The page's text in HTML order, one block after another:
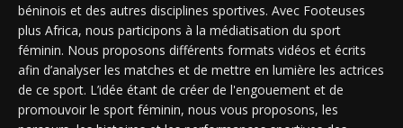
béninois et des autres disciplines sportives. Avec Footeuses
plus Africa, nous participons à la médiatisation du sport
féminin. Nous proposons différents formats vidéos et écrits
afin d’analyser les matches et de mettre en lumière les actrices
de ce sport. L’idée étant de créer de l'engouement et de
promouvoir le sport féminin, nous vous proposons, les